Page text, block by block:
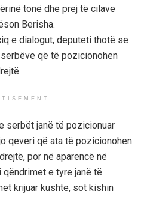
tonë dhe prej të cilave
Berisha.
e dialogut, deputeti thotë se
që të pozicionohen
serbët janë të pozicionuar
qeveri që ata të pozicionohen
por në aparencë në
e tyre janë të
krijuar kushte, sot kishin